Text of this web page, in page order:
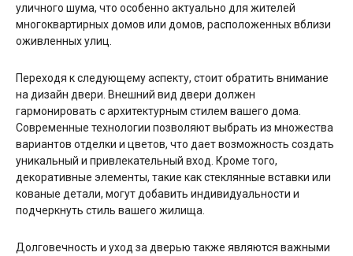
уличного шума, что особенно актуально для жителей
многоквартирных домов или домов, расположенных вблизи
оживленных улиц.
Переходя к следующему аспекту, стоит обратить внимание
на дизайн двери. Внешний вид двери должен
гармонировать с архитектурным стилем вашего дома.
Современные технологии позволяют выбрать из множества
вариантов отделки и цветов, что дает возможность создать
уникальный и привлекательный вход. Кроме того,
декоративные элементы, такие как стеклянные вставки или
кованые детали, могут добавить индивидуальности и
подчеркнуть стиль вашего жилища.
Долговечность и уход за дверью также являются важными